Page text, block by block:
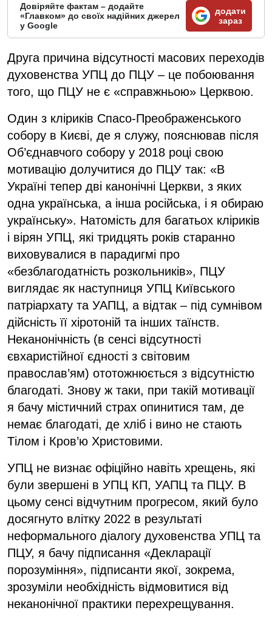
Довіряйте фактам – додайте
«Главком» до своїх надійних джерел
у Google
додати
зараз
Друга причина відсутності масових переходів
духовенства УПЦ до ПЦУ – це побоювання
того, що ПЦУ не є «справжньою» Церквою.
Один з кліриків Спасо-Преображенського
собору в Києві, де я служу, пояснював після
Об’єднавчого собору у 2018 році свою
мотивацію долучитися до ПЦУ так: «В
Україні тепер дві канонічні Церкви, з яких
одна українська, а інша російська, і я обираю
українську». Натомість для багатьох кліриків
і вірян УПЦ, які тридцять років старанно
виховувалися в парадигмі про
«безблагодатність розкольників», ПЦУ
виглядає як наступниця УПЦ Київського
патріархату та УАПЦ, а відтак – під сумнівом
дійсність її хіротоній та інших таїнств.
Неканонічність (в сенсі відсутності
євхаристійної єдності з світовим
православ’ям) ототожнюється з відсутністю
благодаті. Знову ж таки, при такій мотивації
я бачу містичний страх опинитися там, де
немає благодаті, де хліб і вино не стають
Тілом і Кров’ю Христовими.
УПЦ не визнає офіційно навіть хрещень, які
були звершені в УПЦ КП, УАПЦ та ПЦУ. В
цьому сенсі відчутним прогресом, який було
досягнуто влітку 2022 в результаті
неформального діалогу духовенства УПЦ та
ПЦУ, я бачу підписання «Декларації
порозуміння», підписанти якої, зокрема,
зрозуміли необхідність відмовитися від
неканонічної практики перехрещування.